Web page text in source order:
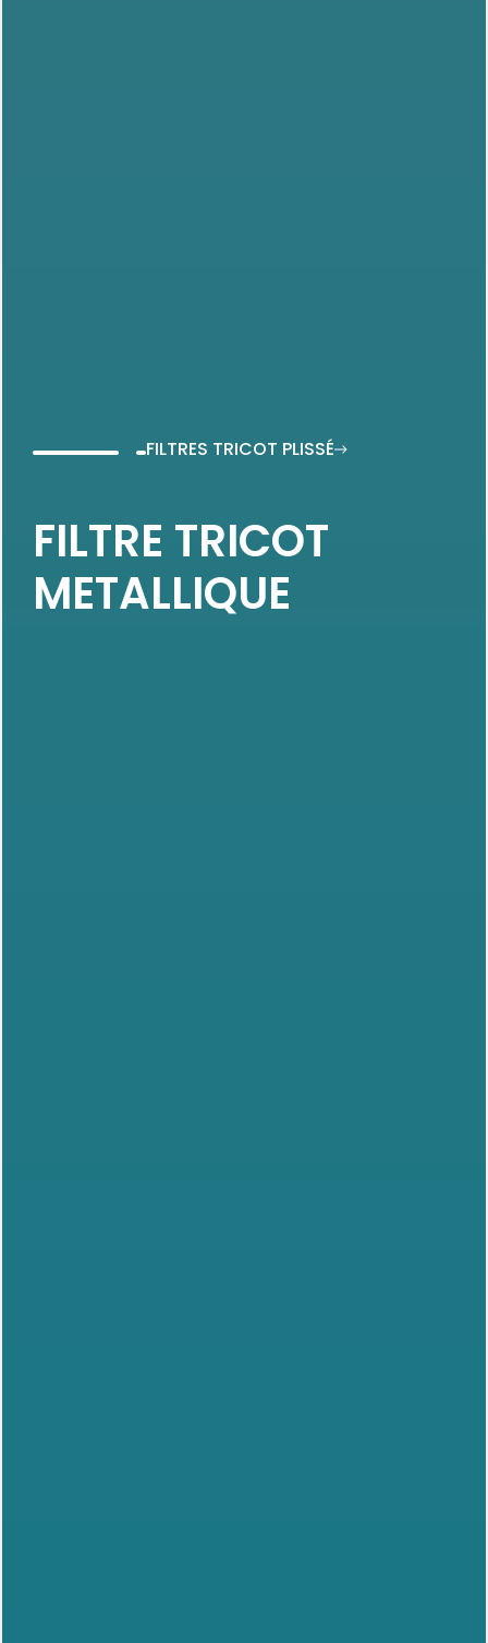
FILTRES TRICOT PLISSÉ
FILTRE TRICOT
METALLIQUE